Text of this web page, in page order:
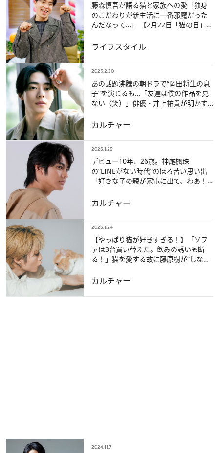
藤森慎吾が語る猫と家族への愛「独身
のこだわりが新生活に一番邪魔だった
んだなって…」 【2月22日「猫の日」Ｂ
ライフスタイル
2025.2.20
あの話題沸騰の朝ドラで“岡田将生の息
子”を演じるも…「友達は僕の作品を見
ない（笑）」俳優・井上祐貴が明かす
カルチャー
2025.1.29
デビュー10年、26歳。神尾楓珠
の“LINEがない時代”のほろ苦い思い出
「好きな子の親が家電に出て、わあ！
カルチャー
2025.1.24
【やっぱり猫が好きすぎる！】「ソフ
ァは3台買い替えた。飲みの誘いも断
る！」猫を愛する故に藤原樹が“しな
カルチャー
2024.11.7